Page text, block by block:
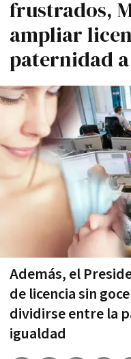
frustrados,
ampliar
paternidad
Además, el
de licencia sin
dividirse entre la
igualdad